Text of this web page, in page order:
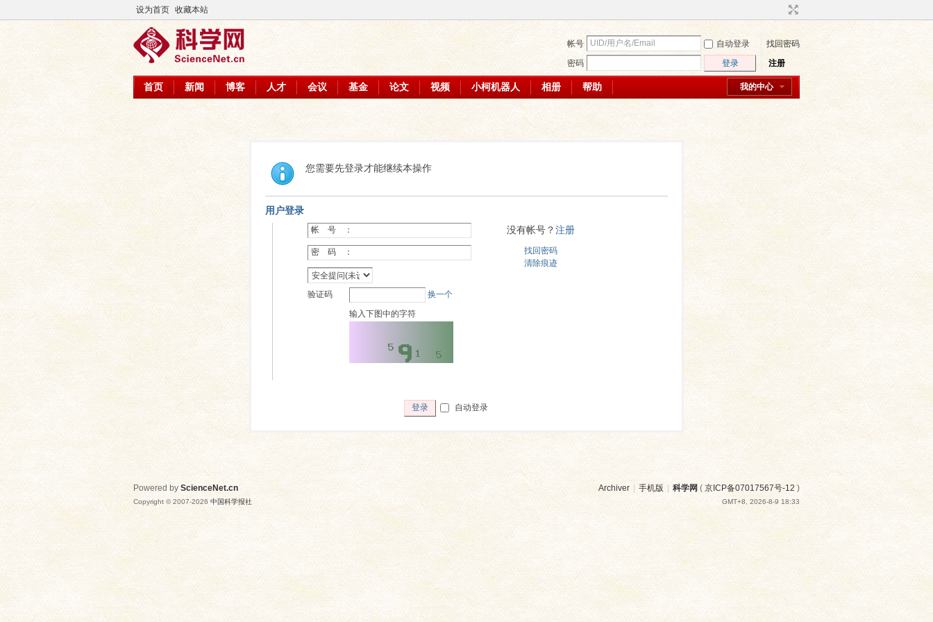
设为首页 收藏本站
帐号 自动登录
找回密码
密码
登录 注册
我的中心
首页 新闻 博客 人才 会议 基金 论文 视频 小柯机器人 相册 帮助
您需要先登录才能继续本操作
用户登录
帐 号 ：
密 码 ：
验证码
换一个
输入下图中的字符
没有帐号？注册
找回密码
清除痕迹
登录 自动登录
Archiver | 手机版 | 科学网 ( 京ICP备07017567号-12 )
GMT+8, 2026-8-9 18:33
Powered by ScienceNet.cn
Copyright © 2007-2026 中国科学报社